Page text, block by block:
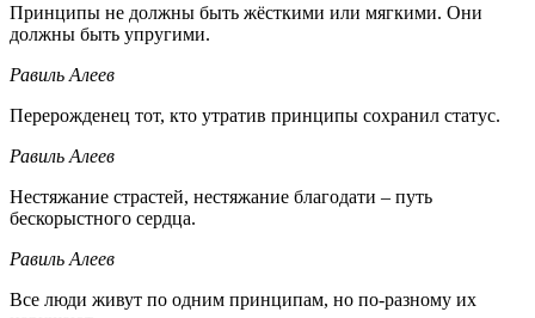
Принципы не должны быть жёсткими или мягкими. Они
должны быть упругими.
Равиль Алеев
Перерожденец тот, кто утратив принципы сохранил статус.
Равиль Алеев
Нестяжание страстей, нестяжание благодати – путь
бескорыстного сердца.
Равиль Алеев
Все люди живут по одним принципам, но по-разному их